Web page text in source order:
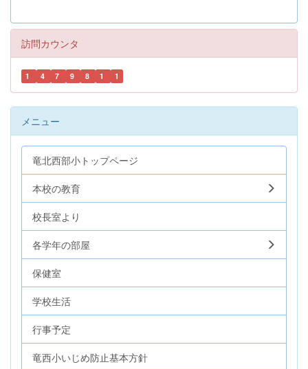
訪問カウンタ
1 4 7 9 8 1 1
メニュー
竜北西部小トップページ
本校の教育
校長室より
各学年の部屋
保健室
学校生活
行事予定
竜西小いじめ防止基本方針